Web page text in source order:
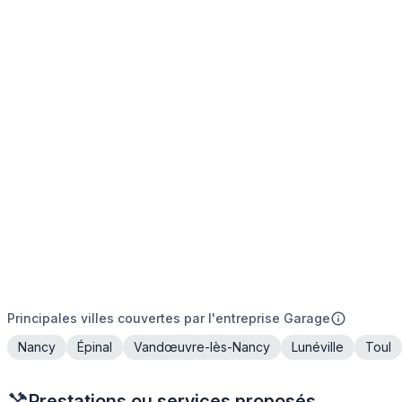
Principales villes couvertes par l'entreprise Garage
Nancy
Épinal Vandœuvre-lès-Nancy Lunéville Toul